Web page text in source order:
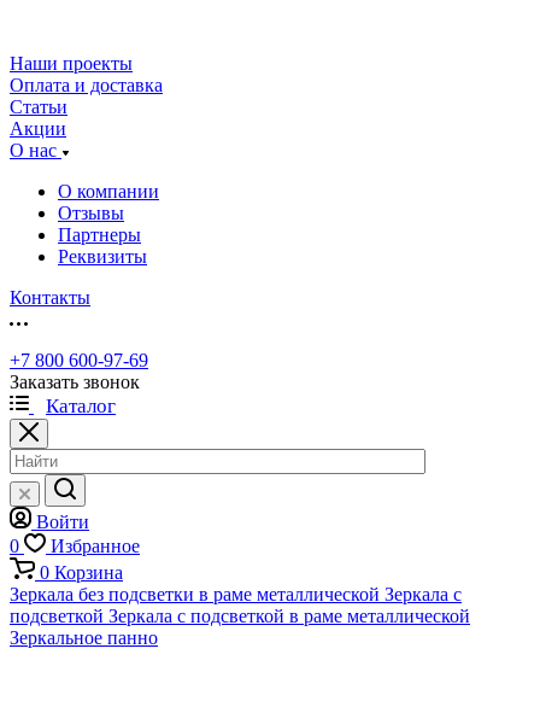
Наши проекты
Оплата и доставка
Статьи
Акции
О нас
О компании
Отзывы
Партнеры
Реквизиты
Контакты
+7 800 600-97-69
Заказать звонок
Каталог
Войти
0
Избранное
0 Корзина
Зеркала без подсветки в раме металлической Зеркала с
подсветкой Зеркала с подсветкой в раме металлической
Зеркальное панно